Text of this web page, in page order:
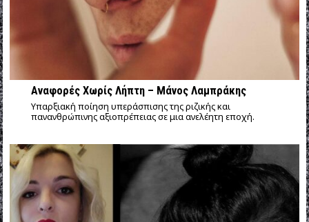
Αναφορές Χωρίς Λήπτη – Μάνος Λαμπράκης
Υπαρξιακή ποίηση υπεράσπισης της ριζικής και
πανανθρώπινης αξιοπρέπειας σε μια ανελέητη εποχή.